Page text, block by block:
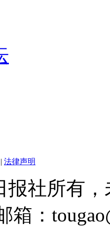
| 法律声明
报社所有
箱：